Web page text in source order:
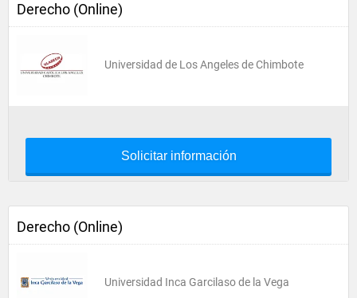
Derecho (Online)
Universidad de Los Angeles de Chimbote
Solicitar información
Derecho (Online)
Universidad Inca Garcilaso de la Vega